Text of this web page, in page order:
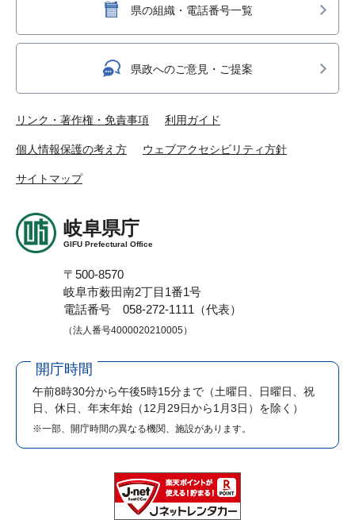
県の組織・電話番号一覧
県政へのご意見・ご提案
リンク・著作権・免責事項 利用ガイド
個人情報保護の考え方 ウェブアクセシビリティ方針
サイトマップ
岐阜県庁
GIFU Prefectural Office
〒500-8570
岐阜市薮田南2丁目1番1号
電話番号 058-272-1111（代表）
（法人番号4000020210005）
開庁時間
午前8時30分から午後5時15分まで （土曜日、日曜日、祝
日、休日、年末年始（12月29日から1月3日）を除く）
※一部、開庁時間の異なる機関、施設があります。